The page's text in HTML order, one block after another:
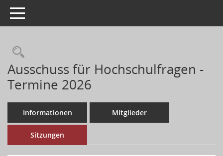
Toggle navigation
Ausschuss für Hochschulfragen -
Termine 2026
Informationen Mitglieder
Sitzungen